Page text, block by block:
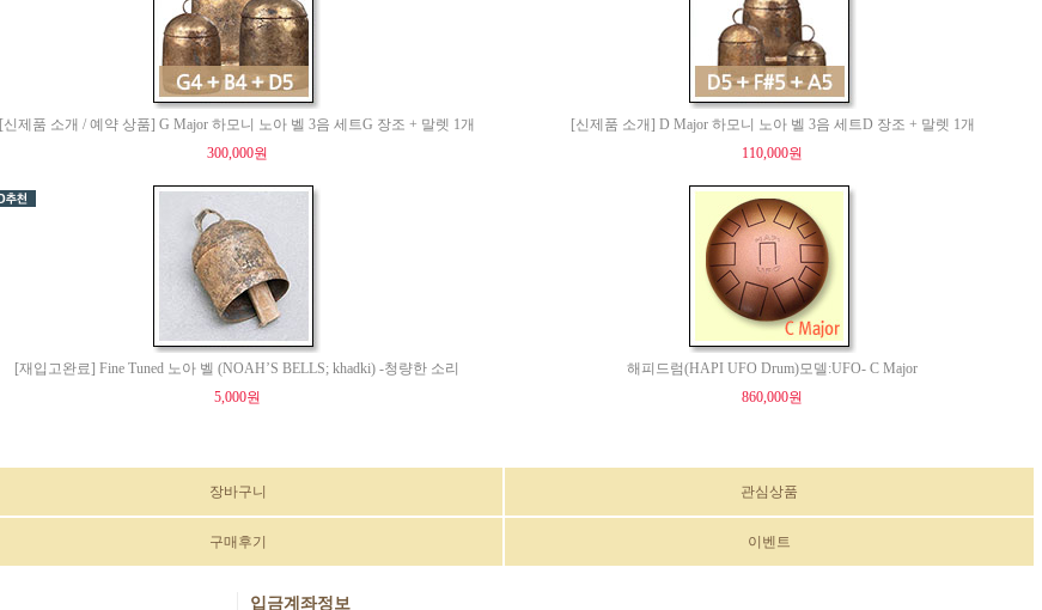
[신제품 소개 / 예약 상품] G Major 하모니 노아 벨 3음 세트G 장조 + 말렛 1개
300,000원
[신제품 소개] D Major 하모니 노아 벨 3음 세트D 장조 + 말렛 1개
110,000원
[재입고완료] Fine Tuned 노아 벨 (NOAH’S BELLS; khadki) -청량한 소리
5,000원
해피드럼(HAPI UFO Drum)모델:UFO- C Major
860,000원
장바구니 관심상품
구매후기 이벤트
입금계좌정보